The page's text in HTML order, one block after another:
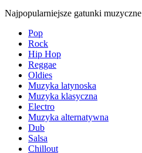
Najpopularniejsze gatunki muzyczne
Pop
Rock
Hip Hop
Reggae
Oldies
Muzyka latynoska
Muzyka klasyczna
Electro
Muzyka alternatywna
Dub
Salsa
Chillout